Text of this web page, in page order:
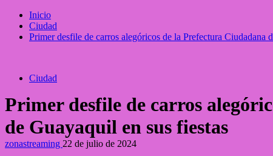
Inicio
Ciudad
Primer desfile de carros alegóricos de la Prefectura
Ciudad
Primer desfile de carros
de Guayaquil en sus fiestas
zonastreaming 22 de julio de 2024